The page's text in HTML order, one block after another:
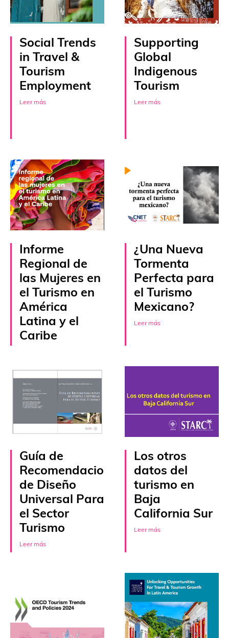
Social Trends
in Travel &
Tourism
Employment
Leer más
Supporting
Global
Indigenous
Tourism
Leer más
Informe
Regional de
las Mujeres en
el Turismo en
América
Latina y el
Caribe
¿Una Nueva
Tormenta
Perfecta para
el Turismo
Mexicano?
Leer más
Guía de
Recomendaciones
de Diseño
Universal Para
el Sector
Turismo
Leer más
Los otros
datos del
turismo en
Baja
California Sur
Leer más